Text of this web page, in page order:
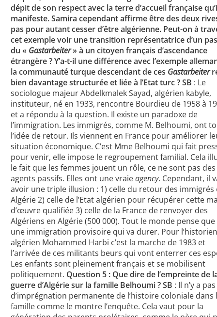
dépit de son respect avec la terre d’accueil française
manifeste. Samira cependant affirme être des deux
pas pour autant cesser d’être algérienne. Peut-on à
cet exemple voir une transition représentatrice d’un
du « Gastarbeiter» à un citoyen français d’ascendance
étrangère ? Y’a-t-il une différence avec l’exemple
la communauté turque descendant de ces Gastarbeiter
bien davantage structurée et liée à l’Etat turc ? SB : Le
sociologue majeur Abdelkmalek Sayad, algérien kabyle,
instituteur, né en 1933, rencontre Bourdieu de 1958 à
et a répondu à la question. Il existe un paradoxe de
l’immigration. Les immigrés, comme M. Belhoumi, ont
l’idée de retour. Ils viennent en France pour améliorer
situation économique. C’est Mme Belhoumi qui fait
pour venir, elle impose le regroupement familial. Cela
le fait que les femmes jouent un rôle, ce ne sont pas des
agents passifs. Elles ont une vraieagency. Cependant, il
avoir une triple illusion : 1) celle du retour des immigrés
Algérie 2) celle de l’Etat algérien pour récupérer cette
d’œuvre qualifiée 3) celle de la France de renvoyer des
Algériens en Algérie (500 000). Tout le monde pense que
une immigration provisoire qui va durer. Pour
algérien Mohammed Harbi c’est la marche de 1983 et
l’arrivée de ces militants beurs qui vont enterrer ces
Les enfants sont pleinement français et se mobilisent
politiquement. Question 5 : Que dire de l’empreinte de
guerre d’Algérie sur la famille Belhoumi ? SB : Il n’y a pas
d’imprégnation permanente de l’histoire coloniale dans
famille comme le montre l’enquête. Cela vaut pour la